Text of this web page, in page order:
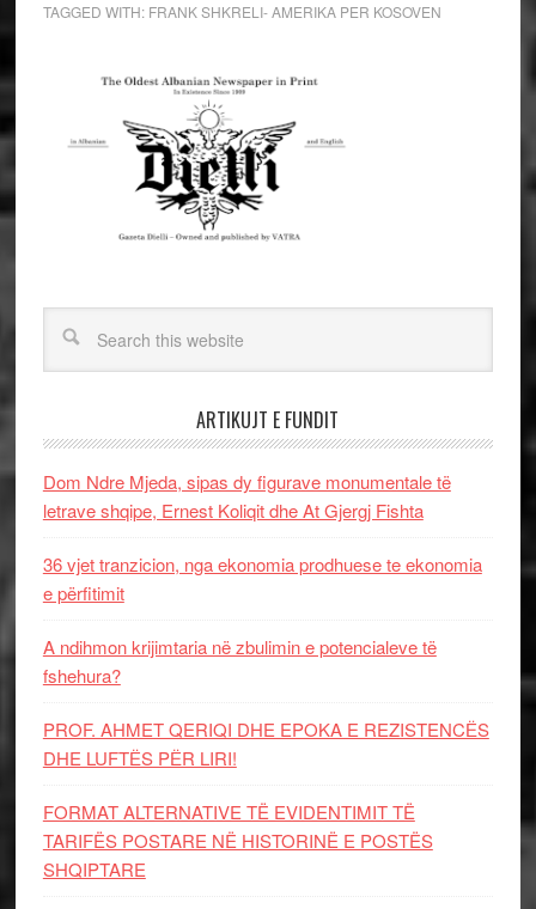
TAGGED WITH: FRANK SHKRELI- AMERIKA PER KOSOVEN
ARTIKUJT E FUNDIT
Dom Ndre Mjeda, sipas dy figurave monumentale të
letrave shqipe, Ernest Koliqit dhe At Gjergj Fishta
36 vjet tranzicion, nga ekonomia prodhuese te ekonomia
e përfitimit
A ndihmon krijimtaria në zbulimin e potencialeve të
fshehura?
PROF. AHMET QERIQI DHE EPOKA E REZISTENCЁS
DHE LUFTЁS PЁR LIRI!
FORMAT ALTERNATIVE TË EVIDENTIMIT TË
TARIFËS POSTARE NË HISTORINË E POSTËS
SHQIPTARE